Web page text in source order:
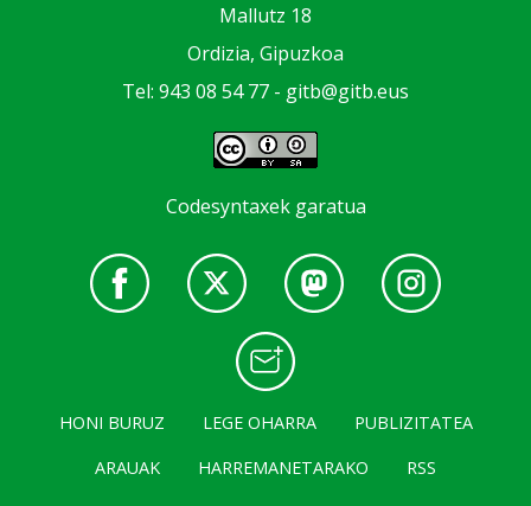
Mallutz 18
Ordizia, Gipuzkoa
Tel: 943 08 54 77 - gitb@gitb.eus
Codesyntaxek garatua
HONI BURUZ LEGE OHARRA
PUBLIZITATEA
ARAUAK
HARREMANETARAKO RSS